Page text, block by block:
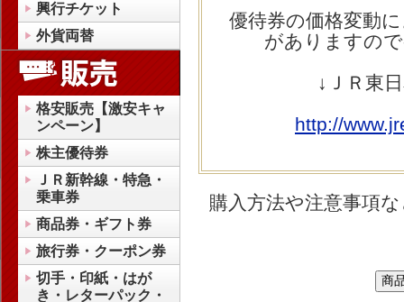
興行チケット
外貨両替
格安販売【激安キャ
ンペーン】
株主優待券
ＪＲ新幹線・特急・
乗車券
商品券・ギフト券
旅行券・クーポン券
切手・印紙・はが
き・レターパック・
優待券の価格変動
がありますの
↓ＪＲ東
http://
購入方法や注意事項